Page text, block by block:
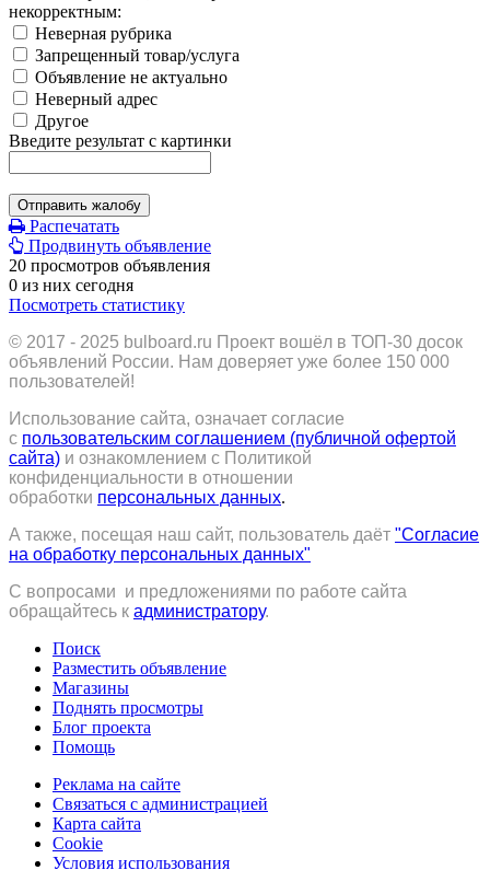
некорректным:
Неверная рубрика
Запрещенный товар/услуга
Объявление не актуально
Неверный адрес
Другое
Введите результат с картинки
Отправить жалобу
Распечатать
Продвинуть объявление
20 просмотров объявления
0 из них сегодня
Посмотреть статистику
© 2017 - 2025 bulboard.ru Проект вошёл в ТОП-30 досок
объявлений России. Нам доверяет уже более 150 000
пользователей!
Использование сайта, означает согласие
с пользовательским соглашением (публичной офертой
сайта) и ознакомлением с Политикой
конфиденциальности в отношении
обработки персональных данных.
А также, посещая наш сайт, пользователь даёт "Согласие
на обработку персональных данных"
С вопросами и предложениями по работе сайта
обращайтесь к администратору.
Поиск
Разместить объявление
Магазины
Поднять просмотры
Блог проекта
Помощь
Реклама на сайте
Связаться с администрацией
Карта сайта
Cookie
Условия использования